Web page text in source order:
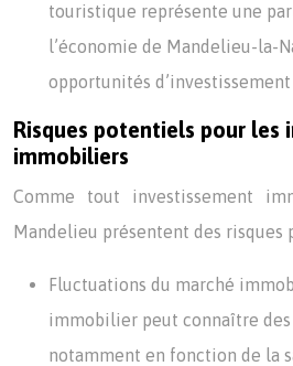
touristique représente une
l’économie de Mandelieu-la-
opportunités
Risques potentiels pour les
immobiliers
Comme tout investissement
Mandelieu présentent des risques
Fluctuations du marché
immobilier peut connaître
notamment en fonction de la